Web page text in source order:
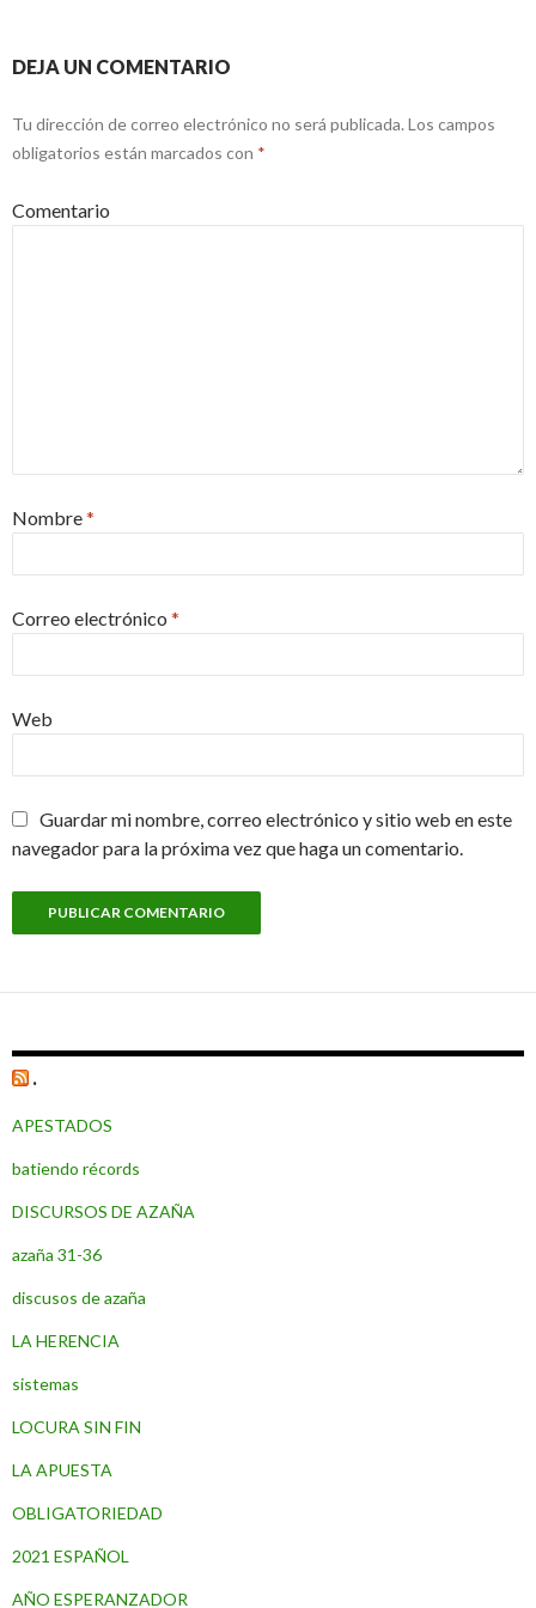
DEJA UN COMENTARIO
Tu dirección de correo electrónico no será publicada. Los campos
obligatorios están marcados con *
Comentario
Nombre*
Correo electrónico *
Web
Guardar mi nombre, correo electrónico y sitio web en este
navegador para la próxima vez que haga un comentario.
.
APESTADOS
batiendo récords
DISCURSOS DE AZAÑA
azaña 31-36
discusos de azaña
LA HERENCIA
sistemas
LOCURA SIN FIN
LA APUESTA
OBLIGATORIEDAD
2021 ESPAÑOL
AÑO ESPERANZADOR